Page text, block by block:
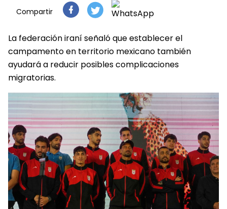
Compartir
La federación iraní señaló que establecer el
campamento en territorio mexicano también
ayudará a reducir posibles complicaciones
migratorias.